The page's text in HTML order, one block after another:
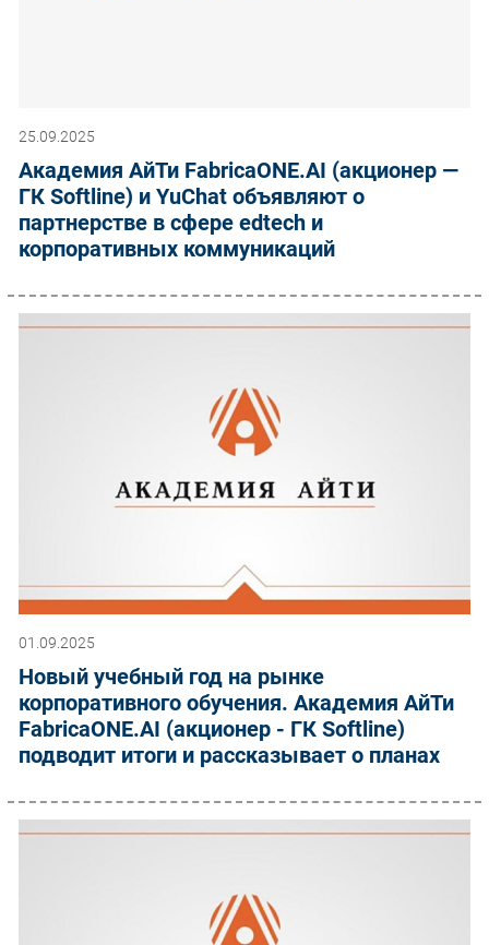
25.09.2025
Академия АйТи FabricaONE.AI (акционер —
ГК Softline) и YuChat объявляют о
партнерстве в сфере edtech и
корпоративных коммуникаций
01.09.2025
Новый учебный год на рынке
корпоративного обучения. Академия АйТи
FabricaONE.AI (акционер - ГК Softline)
подводит итоги и рассказывает о планах